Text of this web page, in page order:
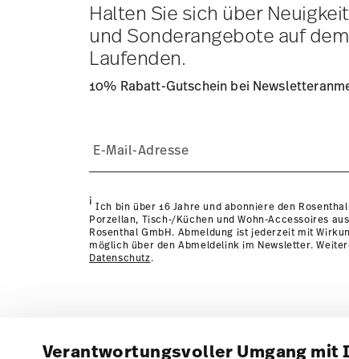
Verantwortungsvoller Umgang mit
Lieferzeit innerhalb Deutschlands:
3-5 Werktage
andere Länderhier einsehen.
Retouren:Für Retouren nutzen Sie bitte unseren
Halten Sie sich über
und Sonderangebote auf dem
Laufenden.
10% Rabatt-Gutschein bei
i Ich bin über 16 Jahre und abonniere den
Porzellan, Tisch-/Küchen und Wohn-Accessoires
Rosenthal GmbH. Abmeldung ist jederzeit mit
möglich über den Abmeldelink im Newsletter.
Datenschutz.